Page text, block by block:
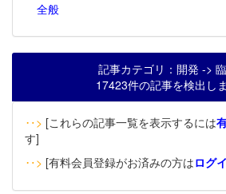
全般
記事カテゴリ：開発 ->
17423件の記事を検出しま
‥> [これらの記事一覧を表示するには
す]
‥> [有料会員登録がお済みの方はログ